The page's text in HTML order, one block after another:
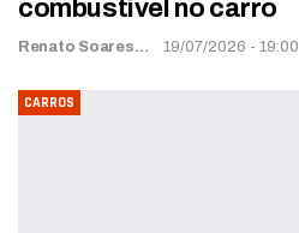
combustível no carro
Renato Soares 19/07/2026 - 19:00
CARROS